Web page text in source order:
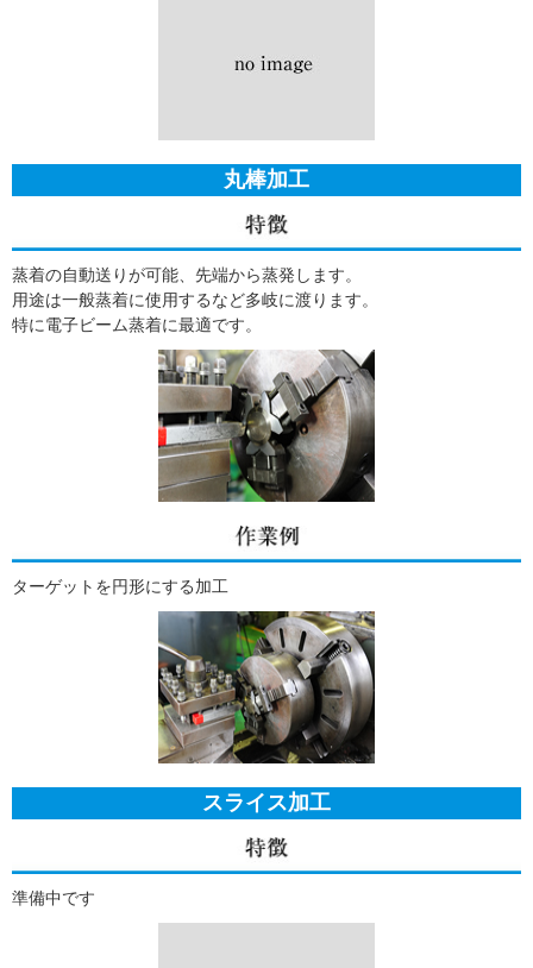
丸棒加工
蒸着の自動送りが可能、先端から蒸発します。
用途は一般蒸着に使用するなど多岐に渡ります。
特に電子ビーム蒸着に最適です。
ターゲットを円形にする加工
スライス加工
準備中です